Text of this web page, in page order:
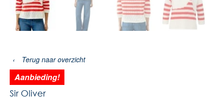
‹ Terug naar overzicht
Aanbieding!
Sir Oliver